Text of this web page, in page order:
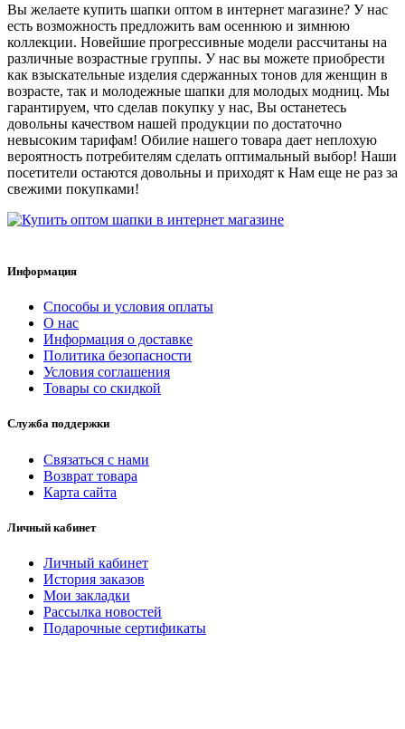
Вы желаете купить шапки оптом в интернет магазине? У нас
есть возможность предложить вам осеннюю и зимнюю
коллекции. Новейшие прогрессивные модели рассчитаны на
различные возрастные группы. У нас вы можете приобрести
как взыскательные изделия сдержанных тонов для женщин в
возрасте, так и молодежные шапки для молодых модниц. Мы
гарантируем, что сделав покупку у нас, Вы останетесь
довольны качеством нашей продукции по достаточно
невысоким тарифам! Обилие нашего товара дает неплохую
вероятность потребителям сделать оптимальный выбор! Наши
посетители остаются довольны и приходят к Нам еще не раз за
свежими покупками!
Информация
Способы и условия оплаты
О нас
Информация о доставке
Политика безопасности
Условия соглашения
Товары со скидкой
Служба поддержки
Связаться с нами
Возврат товара
Карта сайта
Личный кабинет
Личный кабинет
История заказов
Мои закладки
Рассылка новостей
Подарочные сертификаты